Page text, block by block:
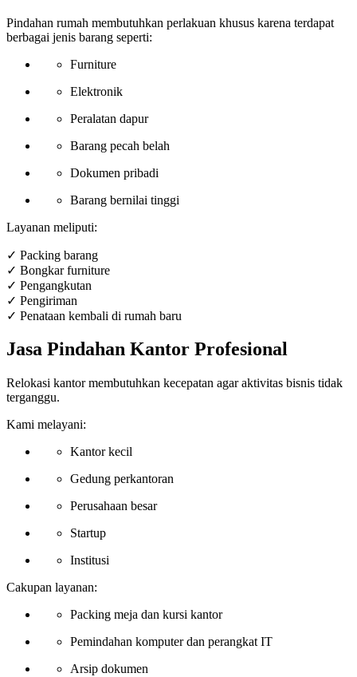
Pindahan rumah membutuhkan perlakuan khusus karena terdapat
berbagai jenis barang seperti:
Furniture
Elektronik
Peralatan dapur
Barang pecah belah
Dokumen pribadi
Barang bernilai tinggi
Layanan meliputi:
✓ Packing barang
✓ Bongkar furniture
✓ Pengangkutan
✓ Pengiriman
✓ Penataan kembali di rumah baru
Jasa Pindahan Kantor Profesional
Relokasi kantor membutuhkan kecepatan agar aktivitas bisnis tidak
terganggu.
Kami melayani:
Kantor kecil
Gedung perkantoran
Perusahaan besar
Startup
Institusi
Cakupan layanan:
Packing meja dan kursi kantor
Pemindahan komputer dan perangkat IT
Arsip dokumen